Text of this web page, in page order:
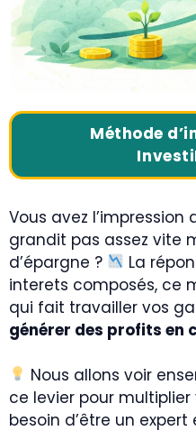
Méthode
Vous avez
grandit pas assez vite
d’épargne ?
La
interets composés, ce
qui fait travailler vos
générer des profits en
Nous allons voir
ce levier pour
besoin d’être un